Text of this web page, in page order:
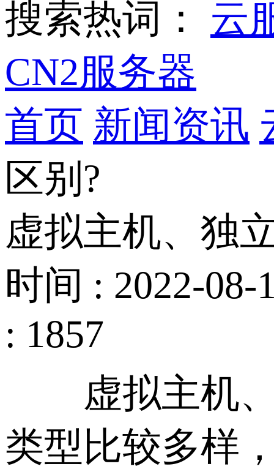
搜索热词： 云
CN2服务器
首页 新闻资讯
区别?
虚拟主机、独
时间 : 2022-08-
: 1857
虚拟主机、
类型比较多样